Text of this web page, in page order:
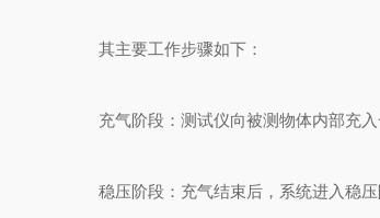
其主要工作步骤如下：
充气阶段：测试仪向被测物体内部充入
稳压阶段：充气结束后，系统进入稳压